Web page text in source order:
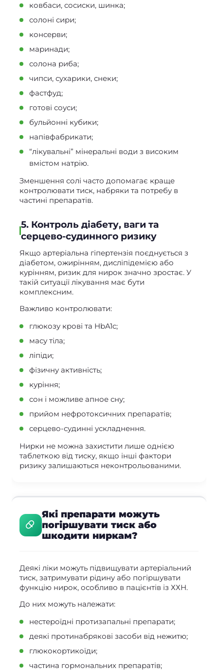
ковбаси, сосиски, шинка;
солоні сири;
консерви;
маринади;
солона риба;
чипси, сухарики, снеки;
фастфуд;
готові соуси;
бульйонні кубики;
напівфабрикати;
“лікувальні” мінеральні води з високим
вмістом натрію.
Зменшення солі часто допомагає краще
контролювати тиск, набряки та потребу в
частині препаратів.
5. Контроль діабету, ваги та
серцево-судинного ризику
Якщо артеріальна гіпертензія поєднується з
діабетом, ожирінням, дисліпідемією або
курінням, ризик для нирок значно зростає. У
такій ситуації лікування має бути
комплексним.
Важливо контролювати:
глюкозу крові та HbA1c;
масу тіла;
ліпіди;
фізичну активність;
куріння;
сон і можливе апное сну;
прийом нефротоксичних препаратів;
серцево-судинні ускладнення.
Нирки не можна захистити лише однією
таблеткою від тиску, якщо інші фактори
ризику залишаються неконтрольованими.
Які препарати можуть
погіршувати тиск або
шкодити ниркам?
Деякі ліки можуть підвищувати артеріальний
тиск, затримувати рідину або погіршувати
функцію нирок, особливо в пацієнтів із ХХН.
До них можуть належати:
нестероїдні протизапальні препарати;
деякі протинабрякові засоби від нежитю;
глюкокортикоїди;
частина гормональних препаратів;